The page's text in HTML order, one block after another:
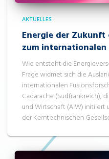
AKTUELLES
Energie der Zukunft
zum internationalen
Wie entsteht die
Frage widmet sich die
internationalen
Cadarache (Südfrankreich),
und Wirtschaft (AIW) initiiert
der Kerntechnischen